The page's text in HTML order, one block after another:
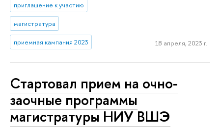
приглашение к участию
магистратура
приемная кампания 2023 18 апреля, 2023 г.
Стартовал прием на очно-
заочные программы
магистратуры НИУ ВШЭ